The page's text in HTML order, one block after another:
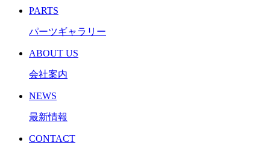
PARTS
パーツギャラリー
ABOUT US
会社案内
NEWS
最新情報
CONTACT